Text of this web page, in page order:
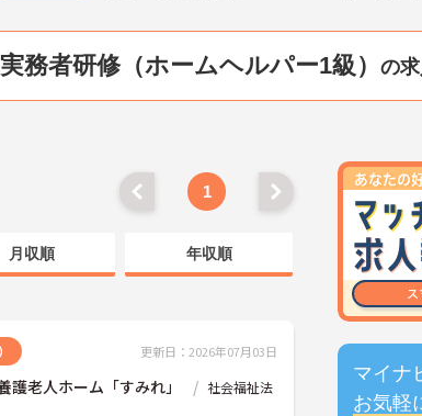
務者研修（ホームヘルパー1級） の
マイナ
お気軽
1
月収順 年収順
更新日：2026年07月03日
護老人ホーム「すみれ」
社会福祉法